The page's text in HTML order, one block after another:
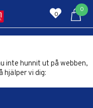
0
0
inte hunnit ut på webben,
hjälper vi dig: